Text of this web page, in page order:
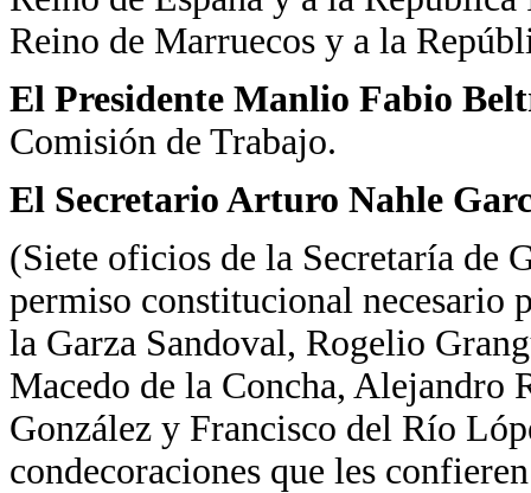
Reino de Marruecos y a la
El Presidente Manlio Fabio
Comisión de Trabajo.
El Secretario Arturo Nahle
(Siete oficios de la Secretaría de
permiso constitucional necesario
la Garza Sandoval, Rogelio
Macedo de la Concha, Alejandro
González y Francisco del Río
condecoraciones que les